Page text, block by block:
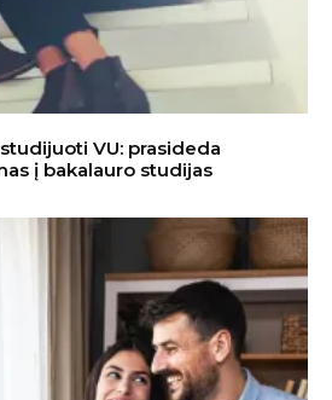
VU: prasideda
į bakalauro studijas